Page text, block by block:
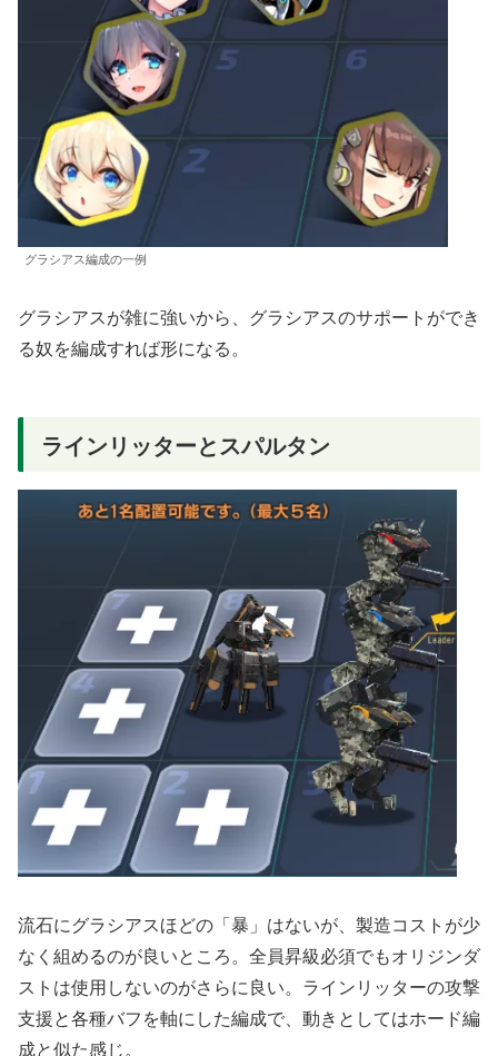
グラシアス編成の一例
グラシアスが雑に強いから、グラシアスのサポートができ
る奴を編成すれば形になる。
ラインリッターとスパルタン
流石にグラシアスほどの「暴」はないが、製造コストが少
なく組めるのが良いところ。全員昇級必須でもオリジンダ
ストは使用しないのがさらに良い。ラインリッターの攻撃
支援と各種バフを軸にした編成で、動きとしてはホード編
成と似た感じ。